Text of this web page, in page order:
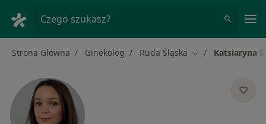
Czego szukasz?
Strona Główna Ginekolog Ruda Śląska Zmień miasto
Katsiaryna